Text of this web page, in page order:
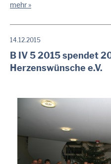
mehr
14.12.2015
B IV 5 2015 spendet
Herzenswünsche e.V.